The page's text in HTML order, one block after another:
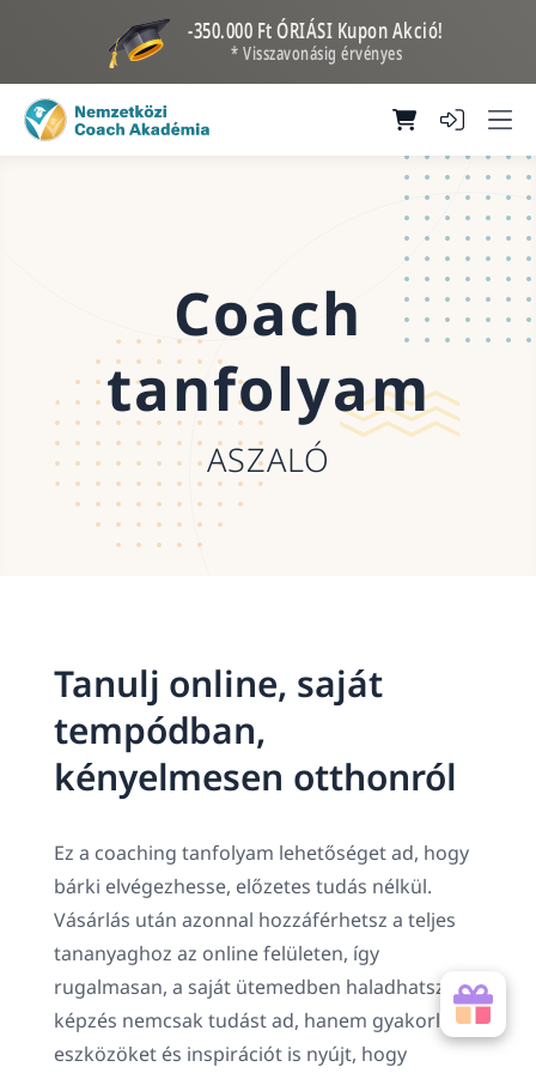
-350.000 Ft ÓRIÁSI Kupon Akció!
* Visszavonásig érvényes
Coach
tanfolyam
ASZALÓ
Tanulj online, saját
tempódban,
kényelmesen otthonról
Ez a coaching tanfolyam lehetőséget ad, hogy
bárki elvégezhesse, előzetes tudás nélkül.
Vásárlás után azonnal hozzáférhetsz a teljes
tananyaghoz az online felületen, így
rugalmasan, a saját ütemedben haladhatsz. A
képzés nemcsak tudást ad, hanem gyakorlati
eszközöket és inspirációt is nyújt, hogy